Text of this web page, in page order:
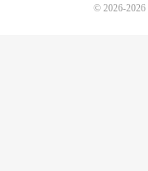
© 2026-2026